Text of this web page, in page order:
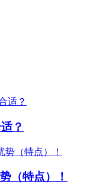
？
（特点）！